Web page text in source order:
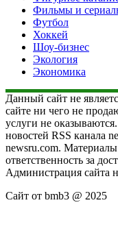
Фильмы и
Футбол
Хоккей
Шоу-бизнес
Экология
Экономика
Данный сайт не
сайте ни чего не
услуги не
новостей RSS канала
newsru.com.
ответственность за
Администрация сайта
Сайт от bmb3 @ 2025